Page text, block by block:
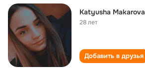
Katyusha Makarova
28 лет
Добавить в друзья